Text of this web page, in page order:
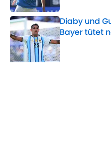
Diaby und
Bayer tütet
Published by